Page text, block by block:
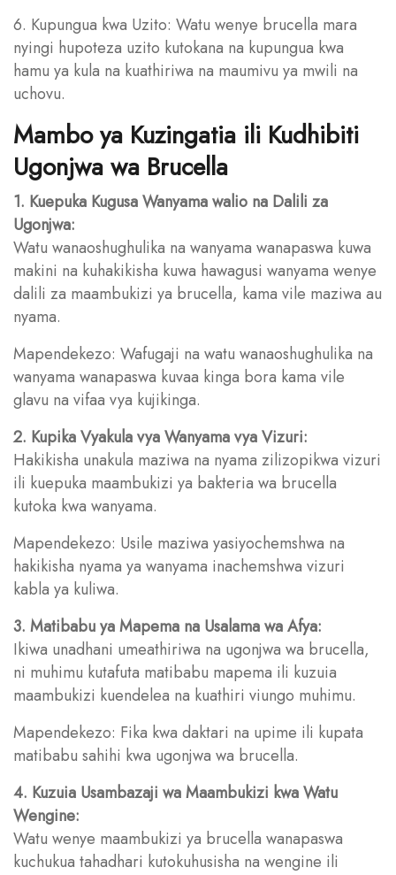
6. Kupungua kwa Uzito: Watu wenye brucella mara
nyingi hupoteza uzito kutokana na kupungua kwa
hamu ya kula na kuathiriwa na maumivu ya mwili na
uchovu.
Mambo ya Kuzingatia ili Kudhibiti
Ugonjwa wa Brucella
1. Kuepuka Kugusa Wanyama walio na Dalili za
Ugonjwa:
Watu wanaoshughulika na wanyama wanapaswa kuwa
makini na kuhakikisha kuwa hawagusi wanyama wenye
dalili za maambukizi ya brucella, kama vile maziwa au
nyama.
Mapendekezo: Wafugaji na watu wanaoshughulika na
wanyama wanapaswa kuvaa kinga bora kama vile
glavu na vifaa vya kujikinga.
2. Kupika Vyakula vya Wanyama vya Vizuri:
Hakikisha unakula maziwa na nyama zilizopikwa vizuri
ili kuepuka maambukizi ya bakteria wa brucella
kutoka kwa wanyama.
Mapendekezo: Usile maziwa yasiyochemshwa na
hakikisha nyama ya wanyama inachemshwa vizuri
kabla ya kuliwa.
3. Matibabu ya Mapema na Usalama wa Afya:
Ikiwa unadhani umeathiriwa na ugonjwa wa brucella,
ni muhimu kutafuta matibabu mapema ili kuzuia
maambukizi kuendelea na kuathiri viungo muhimu.
Mapendekezo: Fika kwa daktari na upime ili kupata
matibabu sahihi kwa ugonjwa wa brucella.
4. Kuzuia Usambazaji wa Maambukizi kwa Watu
Wengine:
Watu wenye maambukizi ya brucella wanapaswa
kuchukua tahadhari kutokuhusisha na wengine ili